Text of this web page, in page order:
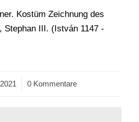
Kostüm Zeichnung des
Stephan III. (István 1147 -
0 Kommentare